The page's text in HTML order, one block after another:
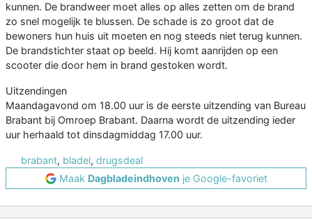
kunnen. De brandweer moet alles op alles zetten om de brand
zo snel mogelijk te blussen. De schade is zo groot dat de
bewoners hun huis uit moeten en nog steeds niet terug kunnen.
De brandstichter staat op beeld. Hij komt aanrijden op een
scooter die door hem in brand gestoken wordt.
Uitzendingen
Maandagavond om 18.00 uur is de eerste uitzending van Bureau
Brabant bij Omroep Brabant. Daarna wordt de uitzending ieder
uur herhaald tot dinsdagmiddag 17.00 uur.
brabant, bladel, drugsdeal
Maak Dagbladeindhoven je Google-favoriet